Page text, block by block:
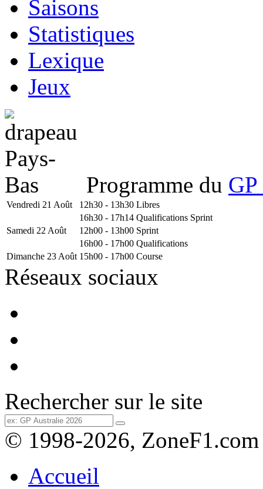
Saisons
Statistiques
Lexique
Jeux
Programme du
Vendredi 21 Août 12h30 - 13h30 Libres
16h30 - 17h14 Qualifications Sprint
Samedi 22 Août
12h00 - 13h00 Sprint
16h00 - 17h00 Qualifications
Dimanche 23 Août 15h00 - 17h00 Course
Réseaux sociaux
Rechercher sur le site
© 1998-2026, ZoneF1.com
Accueil